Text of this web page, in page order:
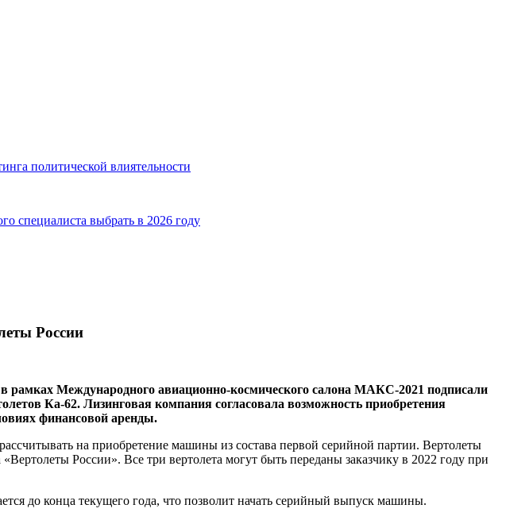
политической влиятельности
специалиста выбрать в 2026 году
России
рамках Международного авиационно-космического салона МАКС-2021 подписали
Ка-62. Лизинговая компания согласовала возможность приобретения
финансовой аренды.
на приобретение машины из состава первой серийной партии. Вертолеты
России». Все три вертолета могут быть переданы заказчику в 2022 году при
до конца текущего года, что позволит начать серийный выпуск машины.